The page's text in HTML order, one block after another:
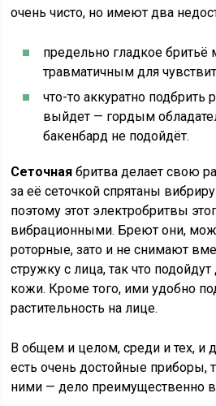
очень чисто, но имеют два
предельно гладкое
травматичным для
что-то аккуратно подбрить
выйдет — гордым
бакенбард не подойдёт.
Сеточная бритва делает свою
за её сеточкой спрятаны
поэтому этот электробритвы
вибрационными. Бреют они,
роторные, зато и не снимают
стружку с лица, так что
кожи. Кроме того, ими удобно
растительность на лице.
В общем и целом, среди и тех, и
есть очень достойные приборы,
ними — дело преимущественно